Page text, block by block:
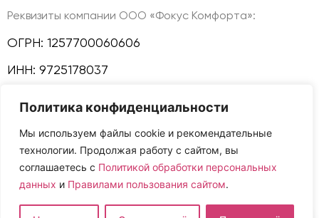
Политика конфиденциальности
Мы используем файлы cookie и рекомендательные
технологии. Продолжая работу с сайтом, вы
соглашаетесь с Политикой обработки персональных
данных и Правилами пользования сайтом.
Реквизиты компании ООО «Фокус Комфорта»:
ОГРН: 1257700060606
ИНН: 9725178037
КПП: 772501001
Политика конфиденциальности